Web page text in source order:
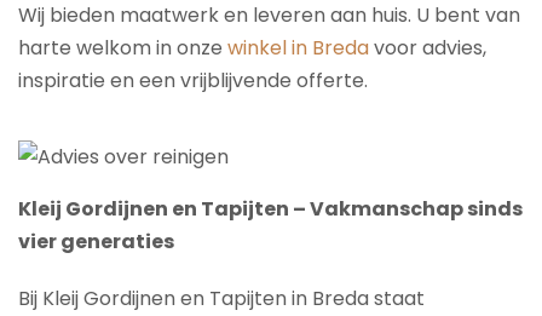
Wij bieden maatwerk en leveren aan huis. U bent van
harte welkom in onze winkel in Bredavoor advies,
inspiratie en een vrijblijvende offerte.
Kleij Gordijnen en Tapijten – Vakmanschap sinds
vier generaties
Bij Kleij Gordijnen en Tapijten in Breda staat